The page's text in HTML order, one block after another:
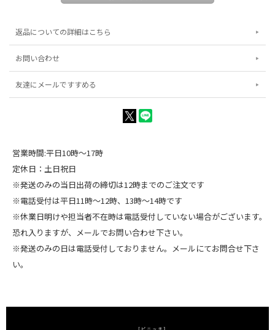
返品についての詳細はこちら
お問い合わせ
友達にメールですすめる
営業時間:平日10時～17時
定休日：土日祝日
※発送のみの当日出荷の締切は12時までのご注文です
※電話受付は平日11時～12時、13時～14時です
※休業日明けや担当者不在時は電話受付していない場合がございます。
恐れ入りますが、メールでお問い合わせ下さい。
※発送のみの日は電話受付しておりません。メールにてお問合せ下さ
い。